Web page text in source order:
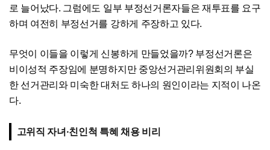
로 늘어났다. 그럼에도 일부 부정선거론자들은 재투표를 요구
하며 여전히 부정선거를 강하게 주장하고 있다.
무엇이 이들을 이렇게 신봉하게 만들었을까? 부정선거론은
비이성적 주장임에 분명하지만 중앙선거관리위원회의 부실
한 선거관리와 미숙한 대처도 하나의 원인이라는 지적이 나온
다.
고위직 자녀·친인척 특혜 채용 비리